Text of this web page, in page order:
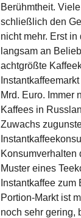
Berühmtheit.
schließlich den
nicht mehr. Erst
langsam an
achtgrößte
Mrd. Euro. Immer
Kaffees in
Zuwachs
Konsumverhalten
Muster eines
Instantkaffee
Portion-Markt ist
noch sehr gering,